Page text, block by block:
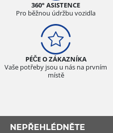
360° ASISTENCE
Pro běžnou údržbu vozidla
PÉČE O ZÁKAZNÍKA
Vaše potřeby jsou u nás na prvním
místě
NEPŘEHLÉDNĚTE